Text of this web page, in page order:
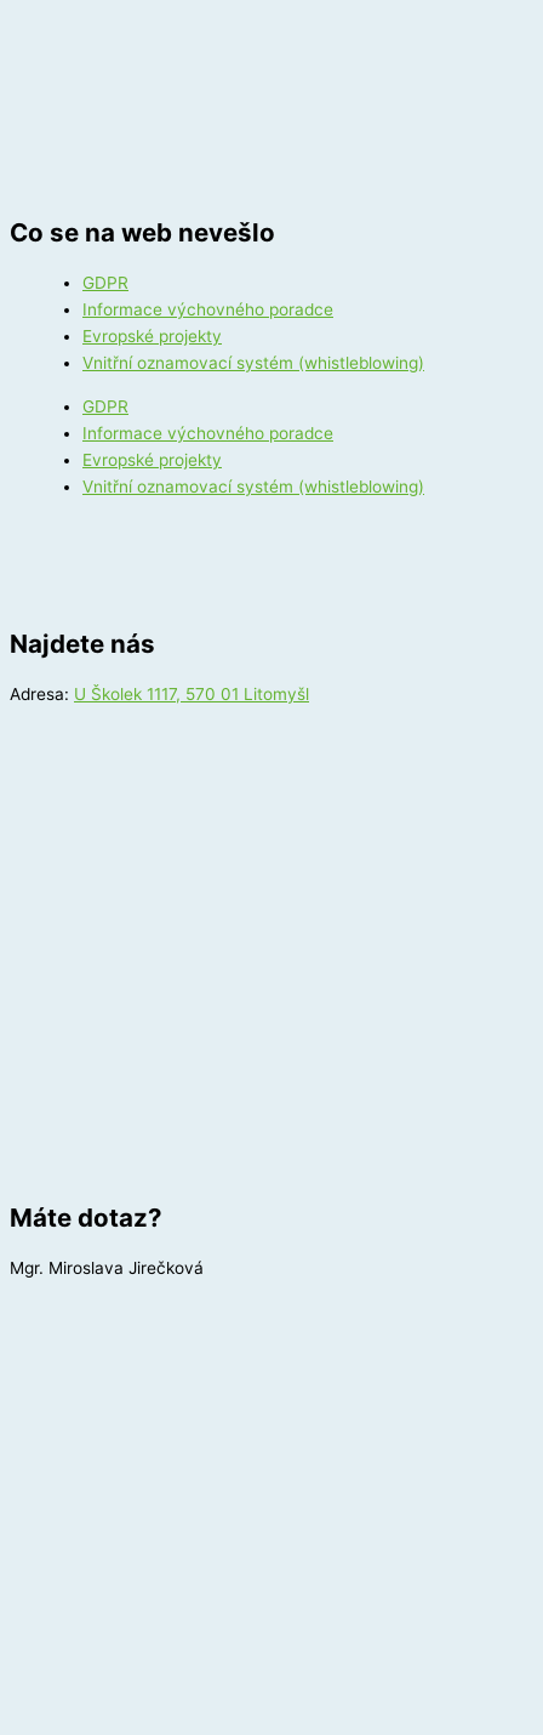
Co se na web nevešlo
GDPR
Informace výchovného poradce
Evropské projekty
Vnitřní oznamovací systém (whistleblowing)
GDPR
Informace výchovného poradce
Evropské projekty
Vnitřní oznamovací systém (whistleblowing)
Najdete nás
Adresa: U Školek 1117, 570 01 Litomyšl
Máte dotaz?
Mgr. Miroslava Jirečková